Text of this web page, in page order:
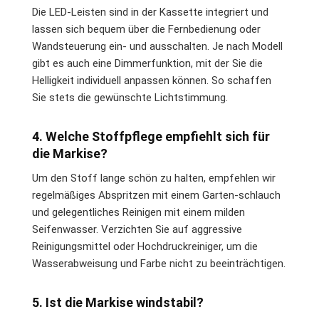
Die LED-Leisten sind in der Kassette integriert und
lassen sich bequem über die Fernbedienung oder
Wandsteuerung ein- und ausschalten. Je nach Modell
gibt es auch eine Dimmerfunktion, mit der Sie die
Helligkeit individuell anpassen können. So schaffen
Sie stets die gewünschte Lichtstimmung.
4. Welche Stoffpflege empfiehlt sich für
die Markise?
Um den Stoff lange schön zu halten, empfehlen wir
regelmäßiges Abspritzen mit einem Garten-schlauch
und gelegentliches Reinigen mit einem milden
Seifenwasser. Verzichten Sie auf aggressive
Reinigungsmittel oder Hochdruckreiniger, um die
Wasserabweisung und Farbe nicht zu beeinträchtigen.
5. Ist die Markise windstabil?